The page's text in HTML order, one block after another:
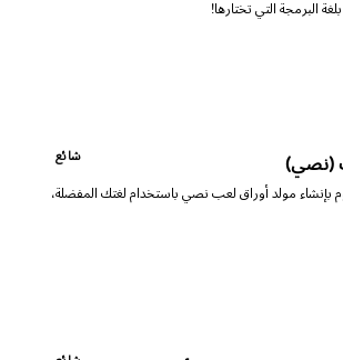
(نصي) شائع
بإنشاء مولد أوراق لعب نصي باستخدام لغتك المفضلة،